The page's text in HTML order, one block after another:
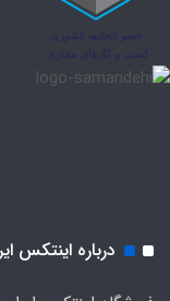
درباره اینتکس